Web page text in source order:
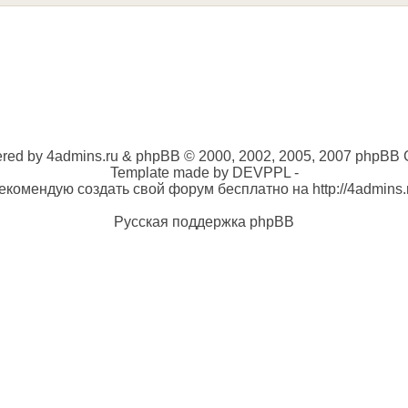
by 4admins.ru & phpBB © 2000, 2002, 2005, 2007 phpBB
Template made by DEVPPL -
создать свой форум бесплатно на http://
Русская поддержка phpBB